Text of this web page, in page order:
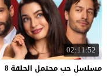
02:11:52
مسلسل حب محتمل الحلقة 8